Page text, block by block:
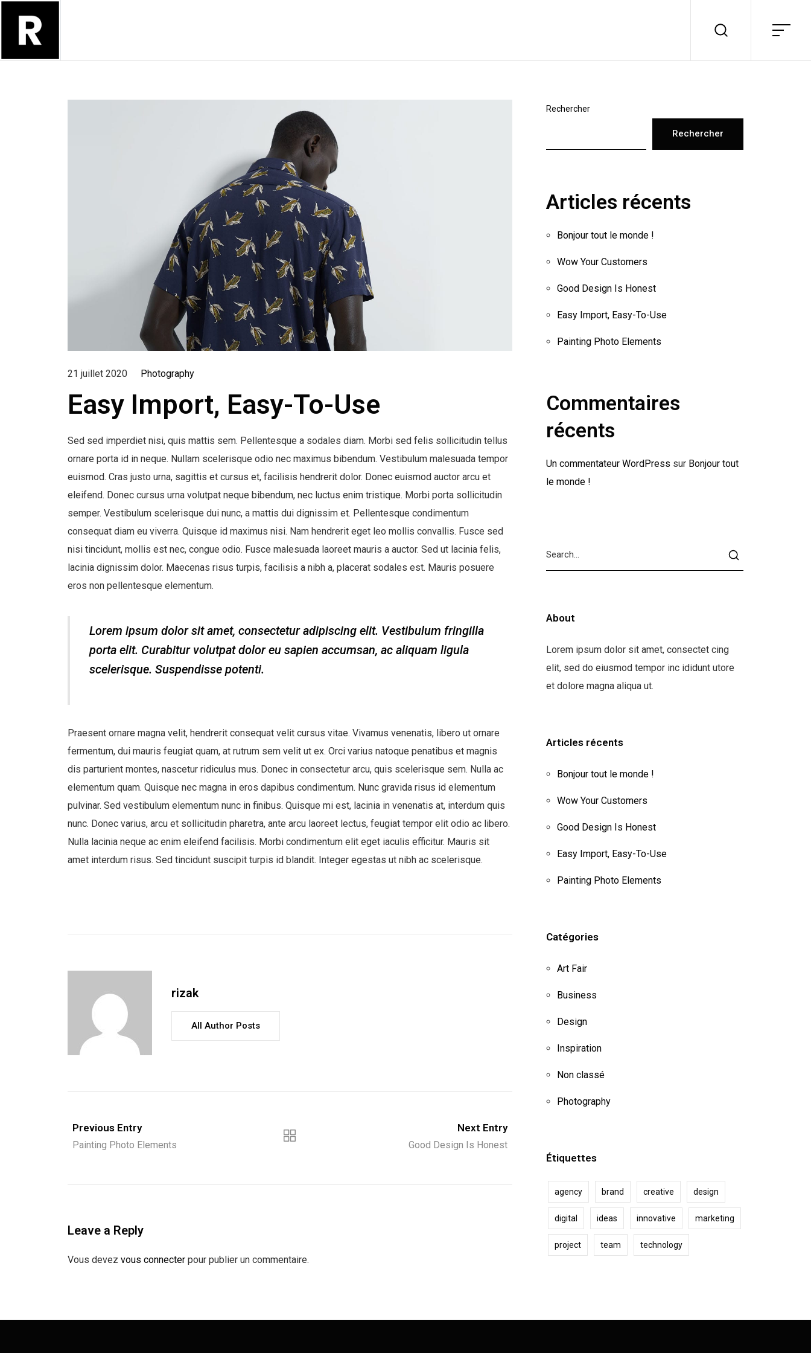
21 juillet 2020 Photography
Easy Import, Easy-To-Use
Sed sed imperdiet nisi, quis mattis sem. Pellentesque a sodales diam. Morbi sed felis sollicitudin tellus
ornare porta id in neque. Nullam scelerisque odio nec maximus bibendum. Vestibulum malesuada tempor
euismod. Cras justo urna, sagittis et cursus et, facilisis hendrerit dolor. Donec euismod auctor arcu et
eleifend. Donec cursus urna volutpat neque bibendum, nec luctus enim tristique. Morbi porta sollicitudin
semper. Vestibulum scelerisque dui nunc, a mattis dui dignissim et. Pellentesque condimentum
consequat diam eu viverra. Quisque id maximus nisi. Nam hendrerit eget leo mollis convallis. Fusce sed
nisi tincidunt, mollis est nec, congue odio. Fusce malesuada laoreet mauris a auctor. Sed ut lacinia felis,
lacinia dignissim dolor. Maecenas risus turpis, facilisis a nibh a, placerat sodales est. Mauris posuere
eros non pellentesque elementum.
Lorem ipsum dolor sit amet, consectetur adipiscing elit. Vestibulum fringilla
porta elit. Curabitur volutpat dolor eu sapien accumsan, ac aliquam ligula
scelerisque. Suspendisse potenti.
Praesent ornare magna velit, hendrerit consequat velit cursus vitae. Vivamus venenatis, libero ut ornare
fermentum, dui mauris feugiat quam, at rutrum sem velit ut ex. Orci varius natoque penatibus et magnis
dis parturient montes, nascetur ridiculus mus. Donec in consectetur arcu, quis scelerisque sem. Nulla ac
elementum quam. Quisque nec magna in eros dapibus condimentum. Nunc gravida risus id elementum
pulvinar. Sed vestibulum elementum nunc in finibus. Quisque mi est, lacinia in venenatis at, interdum quis
nunc. Donec varius, arcu et sollicitudin pharetra, ante arcu laoreet lectus, feugiat tempor elit odio ac libero.
Nulla lacinia neque ac enim eleifend facilisis. Morbi condimentum elit eget iaculis efficitur. Mauris sit
amet interdum risus. Sed tincidunt suscipit turpis id blandit. Integer egestas ut nibh ac scelerisque.
rizak
All Author Posts
Previous Entry
Painting Photo Elements
Next Entry
Good Design Is Honest
Leave a Reply
Vous devez vous connecter pour publier un commentaire.
Rechercher
Rechercher
Articles récents
Bonjour tout le monde !
Wow Your Customers
Good Design Is Honest
Easy Import, Easy-To-Use
Painting Photo Elements
Commentaires
récents
Un commentateur WordPress sur Bonjour tout
le monde !
About
Lorem ipsum dolor sit amet, consectet cing
elit, sed do eiusmod tempor inc ididunt utore
et dolore magna aliqua ut.
Articles récents
Bonjour tout le monde !
Wow Your Customers
Good Design Is Honest
Easy Import, Easy-To-Use
Painting Photo Elements
Catégories
Art Fair
Business
Design
Inspiration
Non classé
Photography
Étiquettes
agency brand creative design
digital ideas innovative marketing
project team technology